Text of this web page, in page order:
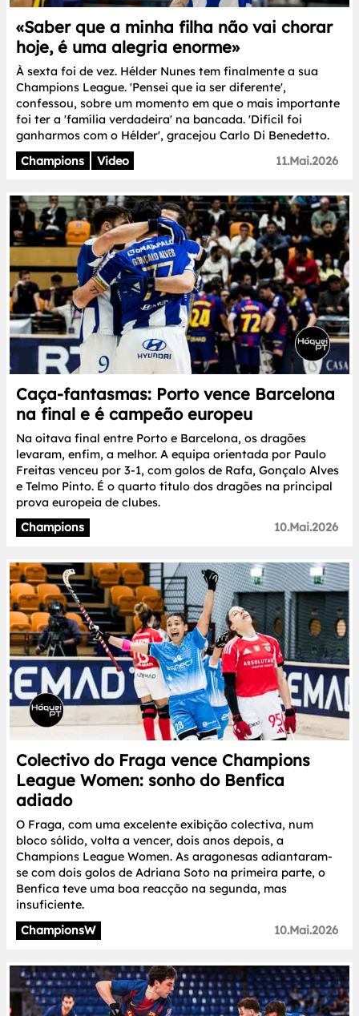
«Saber que a minha filha não vai chorar
hoje, é uma alegria enorme»
À sexta foi de vez. Hélder Nunes tem finalmente a sua
Champions League. 'Pensei que ia ser diferente',
confessou, sobre um momento em que o mais importante
foi ter a 'família verdadeira' na bancada. 'Difícil foi
ganharmos com o Hélder', gracejou Carlo Di Benedetto.
Champions
Video 11.Mai.2026
Caça-fantasmas: Porto vence Barcelona
na final e é campeão europeu
Na oitava final entre Porto e Barcelona, os dragões
levaram, enfim, a melhor. A equipa orientada por Paulo
Freitas venceu por 3-1, com golos de Rafa, Gonçalo Alves
e Telmo Pinto. É o quarto título dos dragões na principal
prova europeia de clubes.
Champions
10.Mai.2026
Colectivo do Fraga vence Champions
League Women: sonho do Benfica
adiado
O Fraga, com uma excelente exibição colectiva, num
bloco sólido, volta a vencer, dois anos depois, a
Champions League Women. As aragonesas adiantaram-
se com dois golos de Adriana Soto na primeira parte, o
Benfica teve uma boa reacção na segunda, mas
insuficiente.
ChampionsW
10.Mai.2026